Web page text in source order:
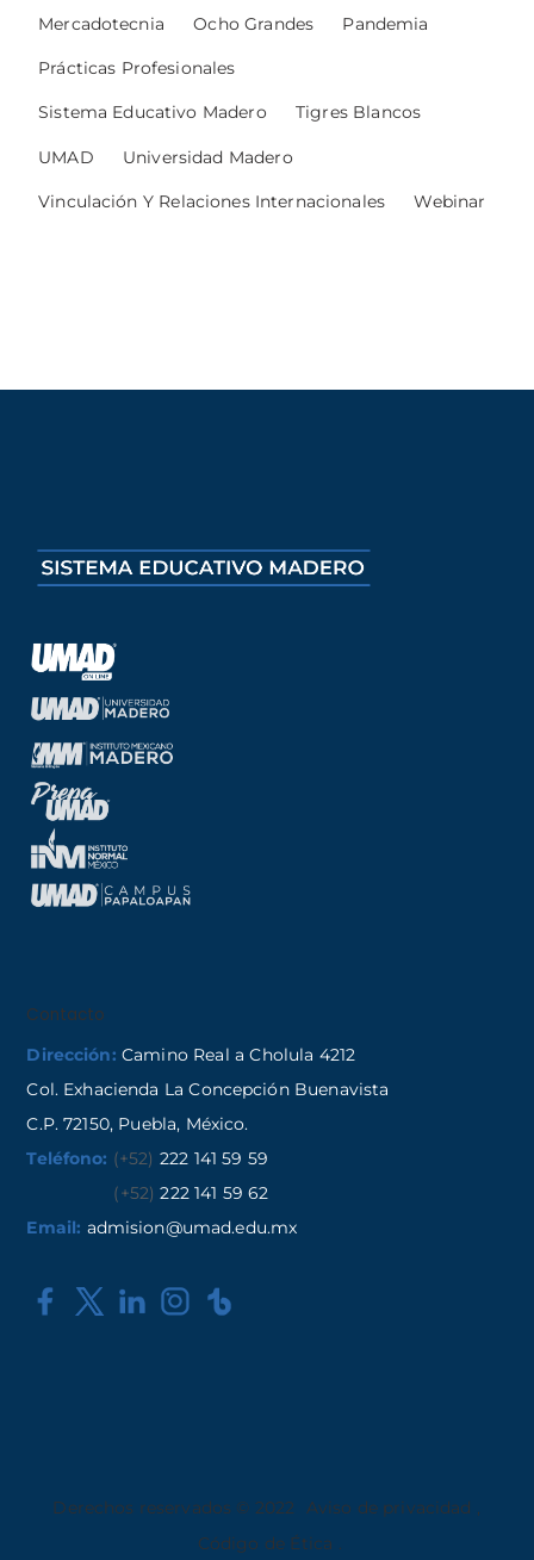
Mercadotecnia Ocho Grandes Pandemia
Prácticas Profesionales
Sistema Educativo Madero Tigres Blancos
UMAD Universidad Madero
Vinculación Y Relaciones Internacionales Webinar
Contacto
Dirección: Camino Real a Cholula 4212
Col. Exhacienda La Concepción Buenavista
C.P. 72150, Puebla, México.
Teléfono: (+52) 222 141 59 59
(+52) 222 141 59 62
Email: admision@umad.edu.mx
Derechos reservados © 2022 Aviso de privacidad
Código de Ética